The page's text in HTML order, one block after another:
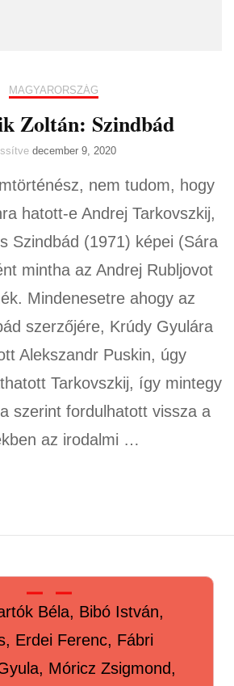
MAGYARORSZÁG
Zoltán: Szindbád
december 9, 2020
nem tudom, hogy
hatott-e Andrej Tarkovszkij,
Szindbád (1971) képei (Sára
mintha az Andrej Rubljovot
Mindenesetre ahogy az
szerzőjére, Krúdy Gyulára
Alekszandr Puskin, úgy
Tarkovszkij, így mintegy
szerint fordulhatott vissza a
az irodalmi …
Béla, Bibó István,
Erdei Ferenc, Fábri
Móricz Zsigmond,